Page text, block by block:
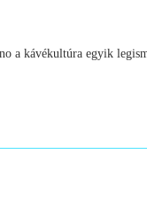
a kávékultúra egyik